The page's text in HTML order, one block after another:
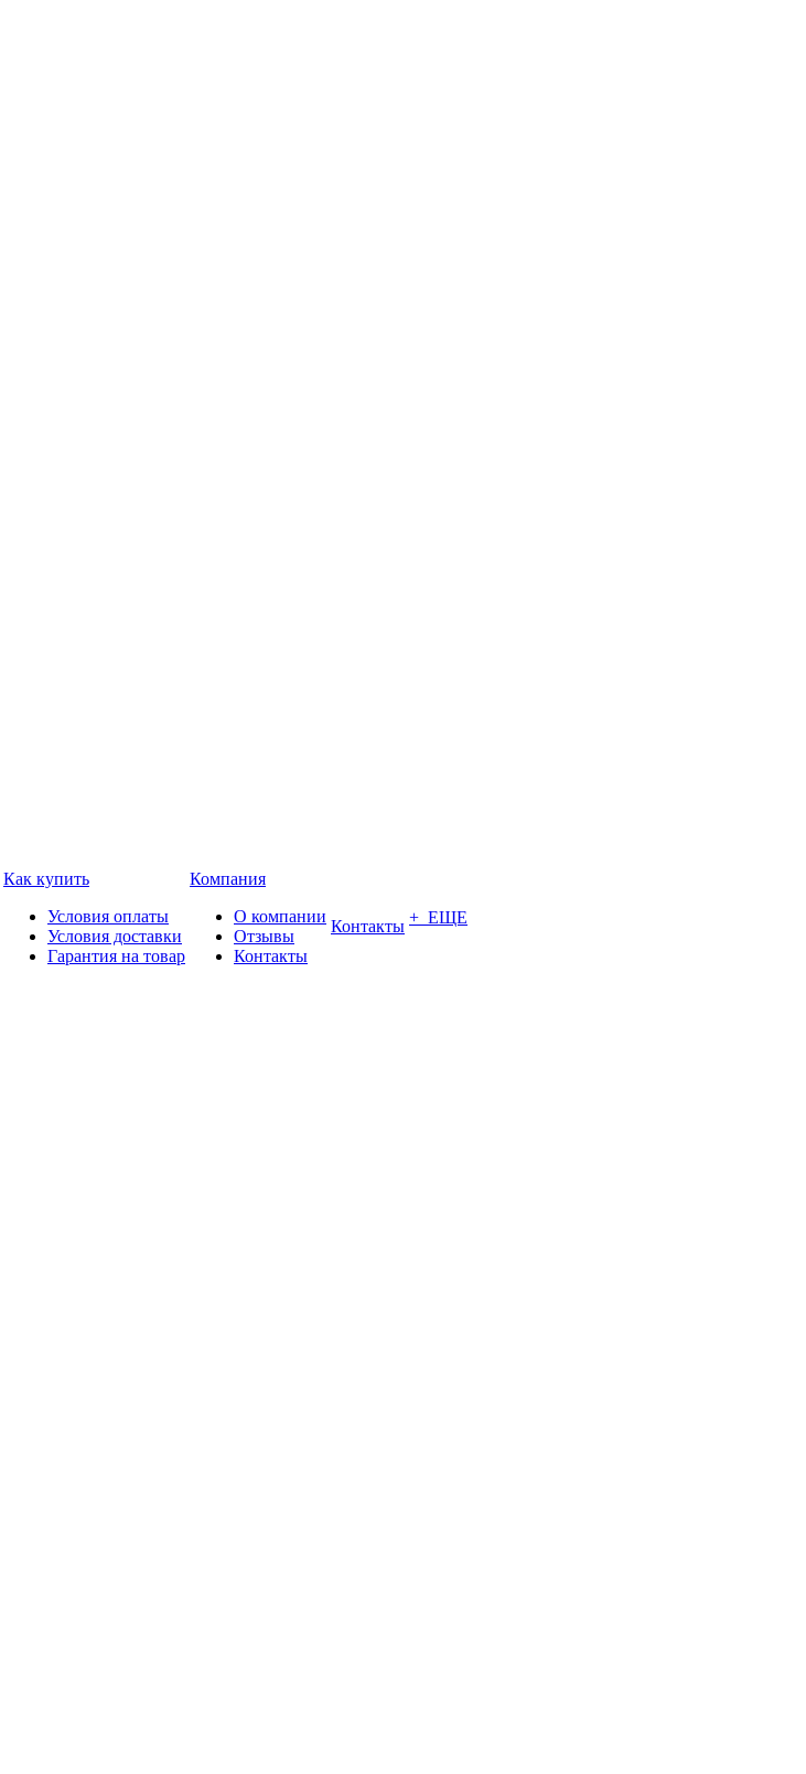
Как купить
Условия оплаты
Условия доставки
Гарантия на товар
Компания
О компании
Отзывы
Контакты
Контакты + ЕЩЕ